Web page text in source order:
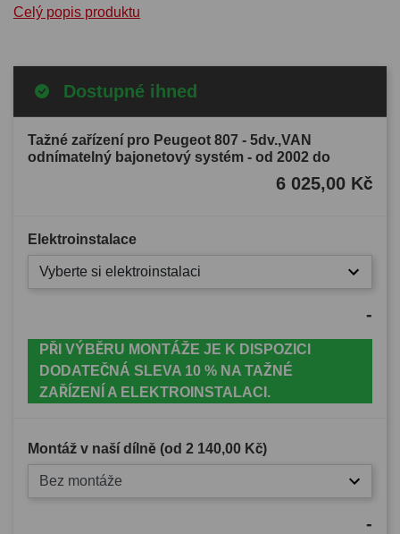
Celý popis produktu
Dostupné ihned
Tažné zařízení pro Peugeot 807 - 5dv.,VAN
odnímatelný bajonetový systém - od 2002 do
6 025,00 Kč
Elektroinstalace
Vyberte si elektroinstalaci
-
PŘI VÝBĚRU MONTÁŽE JE K DISPOZICI
DODATEČNÁ SLEVA 10 % NA TAŽNÉ
ZAŘÍZENÍ A ELEKTROINSTALACI.
Montáž v naší dílně (od 2 140,00 Kč)
Bez montáže
-